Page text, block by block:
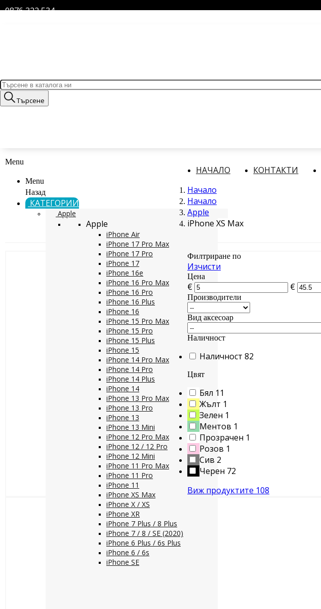
0876 322 534
Търсене
Menu
Menu
Назад
КАТЕГОРИИ
Apple
Apple
iPhone Air
iPhone 17 Pro Max
iPhone 17 Pro
iPhone 17
iPhone 16e
iPhone 16 Pro Max
iPhone 16 Pro
iPhone 16 Plus
iPhone 16
iPhone 15 Pro Max
iPhone 15 Pro
iPhone 15 Plus
iPhone 15
iPhone 14 Pro Max
iPhone 14 Pro
iPhone 14 Plus
iPhone 14
iPhone 13 Pro Max
iPhone 13 Pro
iPhone 13
iPhone 13 Mini
iPhone 12 Pro Max
iPhone 12 / 12 Pro
iPhone 12 Mini
iPhone 11 Pro Max
iPhone 11 Pro
iPhone 11
iPhone XS Max
iPhone X / XS
iPhone XR
iPhone 7 Plus / 8 Plus
iPhone 7 / 8 / SE (2020)
iPhone 6 Plus / 6s Plus
iPhone 6 / 6s
iPhone SE
НАЧАЛО КОНТАКТИ
Начало
Начало
Apple
iPhone XS Max
Филтриране по
Изчисти
Цена
€ €
Производители
Вид аксесоар
Наличност
Наличност 82
Цвят
Бял 11
Жълт 1
Зелен 1
Ментов 1
Прозрачен 1
Розов 1
Сив 2
Черен 72
Виж продуктите 108